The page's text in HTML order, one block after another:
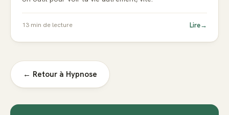
13 min de lecture Lire→
← Retour à Hypnose